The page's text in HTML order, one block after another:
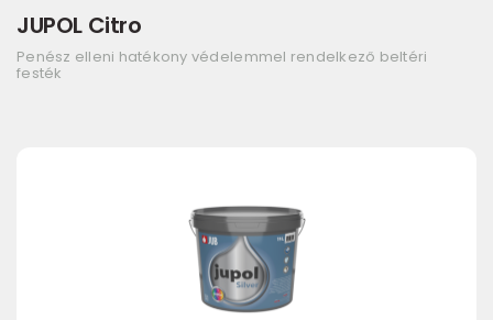
JUPOL Citro
Penész elleni hatékony védelemmel rendelkező beltéri
festék